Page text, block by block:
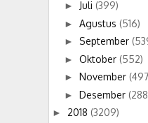
► Juli (399)
► Agustus (516)
► September
► Oktober (552)
► November
► Desember
► 2018 (3209)